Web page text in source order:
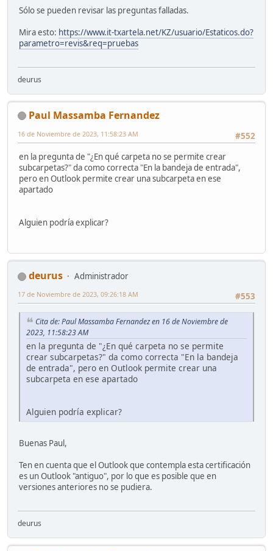
Sólo se pueden revisar las preguntas falladas.
Mira esto: https://www.it-txartela.net/KZ/usuario/Estaticos.do?
parametro=revis&req=pruebas
deurus
Paul Massamba Fernandez
#552
16 de Noviembre de 2023, 11:58:23 AM
en la pregunta de "¿En qué carpeta no se permite crear
subcarpetas?" da como correcta "En la bandeja de entrada",
pero en Outlook permite crear una subcarpeta en ese
apartado
Alguien podría explicar?
deurus
Administrador
#553
17 de Noviembre de 2023, 09:26:18 AM
Cita de: Paul Massamba Fernandez en 16 de Noviembre de
2023, 11:58:23 AM
en la pregunta de "¿En qué carpeta no se permite
crear subcarpetas?" da como correcta "En la bandeja
de entrada", pero en Outlook permite crear una
subcarpeta en ese apartado
Alguien podría explicar?
Buenas Paul,
Ten en cuenta que el Outlook que contempla esta certificación
es un Outlook "antiguo", por lo que es posible que en
versiones anteriores no se pudiera.
deurus